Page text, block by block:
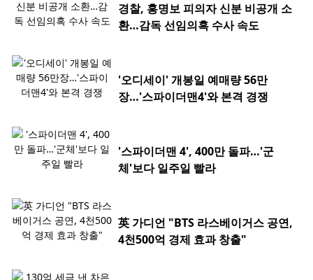
경찰, 홍명보 피의자 신분 비공개 소
환…감독 선임의혹 수사 속도
'오디세이' 개봉일 예매량 56만
장…'스파이더맨4'와 본격 경쟁
'스파이더맨 4', 400만 돌파…'군
체'보다 일주일 빨라
英 가디언 "BTS 라스베이거스 공연,
4천500억 경제 효과 창출"